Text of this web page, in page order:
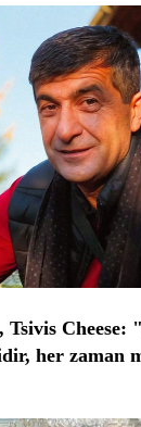
Tsivis Cheese:
her zaman